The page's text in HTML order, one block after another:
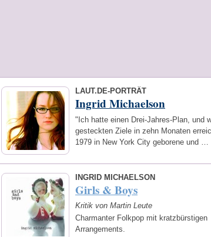
LAUT.DE-PORTRÄT
Ingrid Michaelson
"Ich hatte einen Drei-Jahres-Plan, und
gesteckten Ziele in zehn Monaten
1979 in New York City geborene und …
INGRID MICHAELSON
Girls & Boys
Kritik von Martin Leute
Charmanter Folkpop mit kratzbürstigen
Arrangements.